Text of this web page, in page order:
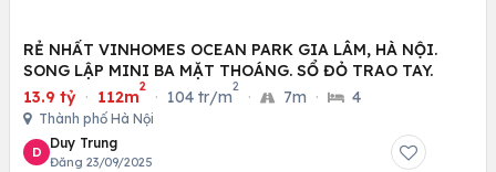
RẺ NHẤT VINHOMES OCEAN PARK GIA LÂM, HÀ NỘI.
SONG LẬP MINI BA MẶT THOÁNG. SỔ ĐỎ TRAO TAY.
13.9 tỷ · 112m
2
· 104 tr/m
2
· 7m · 4
Thành phố Hà Nội
D
Duy Trung
Đăng 23/09/2025